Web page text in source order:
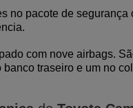
no pacote de
com nove airbags.
traseiro e um no